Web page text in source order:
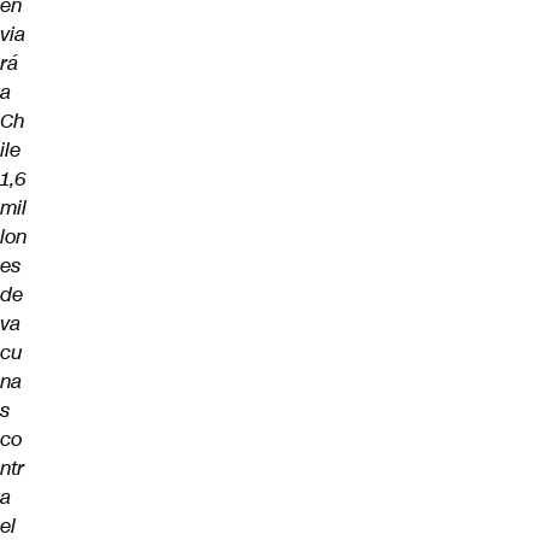
via
rá
a
Ch
ile
1,6
mil
lon
es
de
va
cu
na
s
co
ntr
a
el